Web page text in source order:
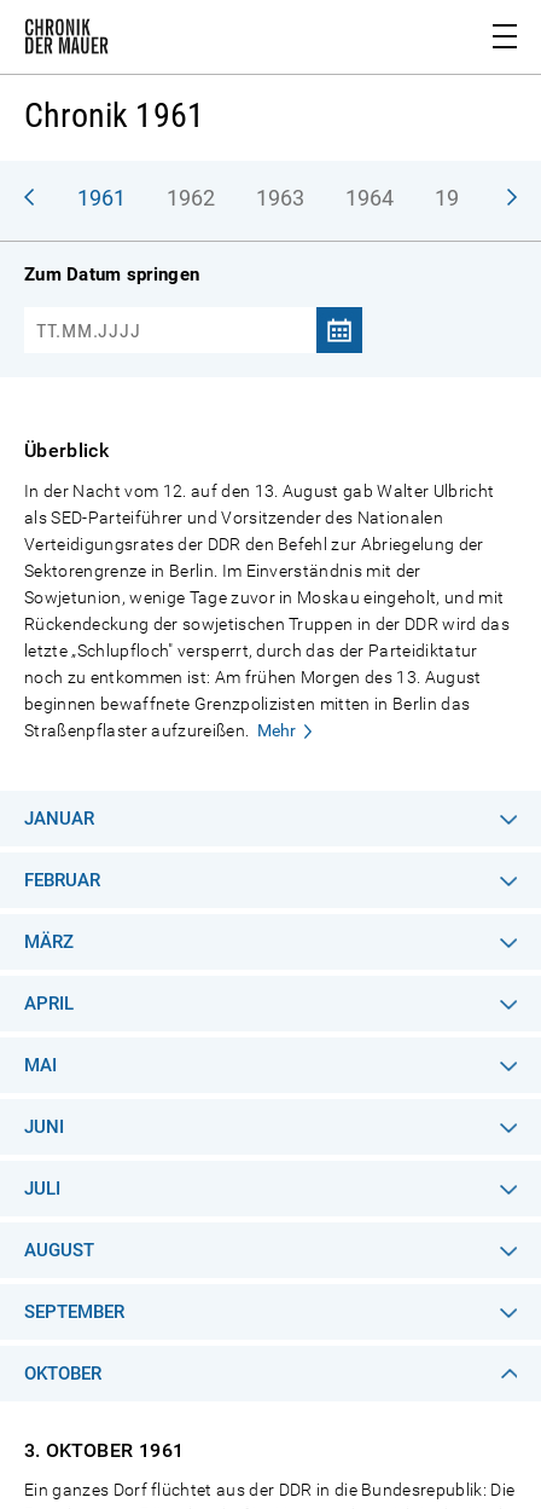
Chronik 1961
1961 1962 1963 1964 1965
Zum Datum springen
Überblick
In der Nacht vom 12. auf den 13. August gab Walter Ulbricht
als SED-Parteiführer und Vorsitzender des Nationalen
Verteidigungsrates der DDR den Befehl zur Abriegelung der
Sektorengrenze in Berlin. Im Einverständnis mit der
Sowjetunion, wenige Tage zuvor in Moskau eingeholt, und mit
Rückendeckung der sowjetischen Truppen in der DDR wird das
letzte „Schlupfloch" versperrt, durch das der Parteidiktatur
noch zu entkommen ist: Am frühen Morgen des 13. August
beginnen bewaffnete Grenzpolizisten mitten in Berlin das
Straßenpflaster aufzureißen.
Mehr
JANUAR
FEBRUAR
MÄRZ
APRIL
MAI
JUNI
JULI
AUGUST
SEPTEMBER
OKTOBER
3. OKTOBER 1961
Ein ganzes Dorf flüchtet aus der DDR in die Bundesrepublik: Die